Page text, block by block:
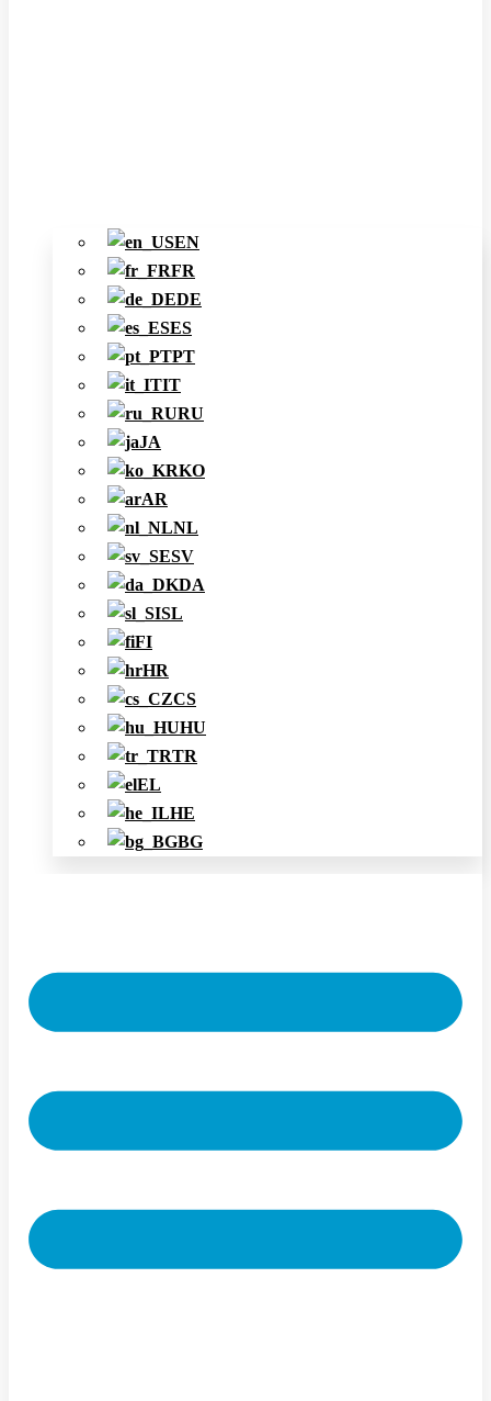
EN
FR
DE
ES
PT
IT
RU
JA
KO
AR
NL
SV
DA
SL
FI
HR
CS
HU
TR
EL
HE
BG